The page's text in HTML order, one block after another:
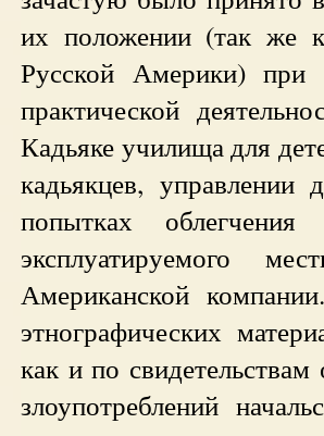
их положении (так же
Русской Америки) при
практической
Кадьяке училища для
кадьякцев,
попытках облегчения
эксплуатируемого
Американской
этнографических
как и по
злоупотреблений